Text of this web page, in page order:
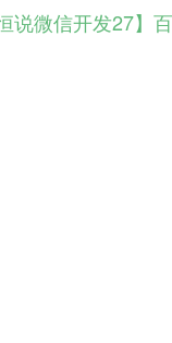
说微信开发27】